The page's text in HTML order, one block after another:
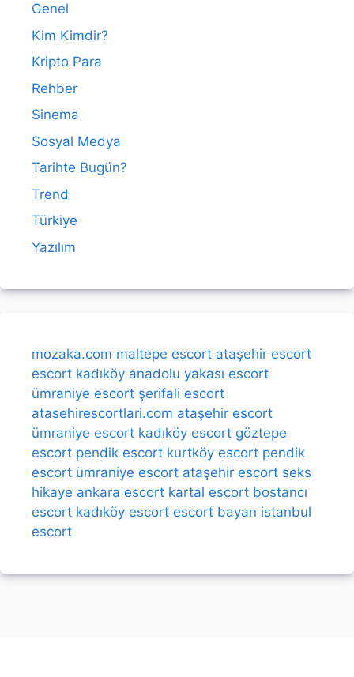
Genel
Kim Kimdir?
Kripto Para
Rehber
Sinema
Sosyal Medya
Tarihte Bugün?
Trend
Türkiye
Yazılım
mozaka.com maltepe escort ataşehir escort
escort kadıköy anadolu yakası escort
ümraniye escort şerifali escort
atasehirescortlari.com ataşehir escort
ümraniye escort kadıköy escort göztepe
escort pendik escort kurtköy escort pendik
escort ümraniye escort ataşehir escort seks
hikaye ankara escort kartal escort bostancı
escort kadıköy escort escort bayan istanbul
escort